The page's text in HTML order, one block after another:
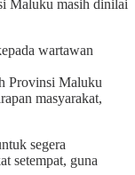
Maluku masih dinilai
wartawan
Provinsi Maluku
masyarakat,
segera
setempat, guna